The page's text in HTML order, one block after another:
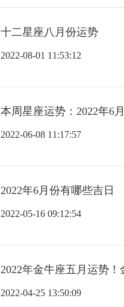
十二星座八月份运势
2022-08-01 11:53:12
本周星座运势：2022年6
2022-06-08 11:17:57
2022年6月份有哪些吉日
2022-05-16 09:12:54
2022年金牛座五月运势
2022-04-25 13:50:09